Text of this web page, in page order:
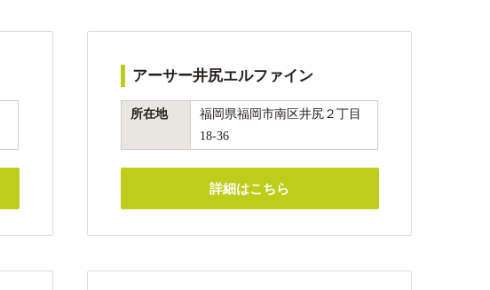
アーサー井尻エルファイン
所在地
福岡県福岡市南区井尻２丁目
18-36
詳細はこちら